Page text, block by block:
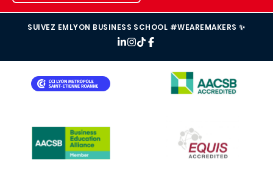
SUIVEZ EMLYON BUSINESS SCHOOL #WEAREMAKERS ✨
IMAGE